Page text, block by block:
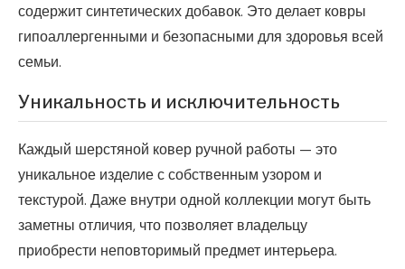
содержит синтетических добавок. Это делает ковры
гипоаллергенными и безопасными для здоровья всей
семьи.
Уникальность и исключительность
Каждый шерстяной ковер ручной работы — это
уникальное изделие с собственным узором и
текстурой. Даже внутри одной коллекции могут быть
заметны отличия, что позволяет владельцу
приобрести неповторимый предмет интерьера.